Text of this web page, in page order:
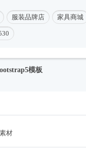
服装品牌店 家具商城
模板
材